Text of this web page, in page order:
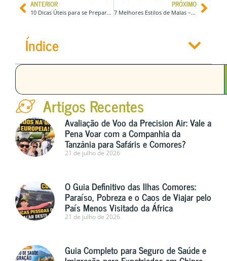
ANTERIOR
10 Dicas Úteis para se Preparar Melhor para sua Primeira Viagem à Europa
PRÓXIMO
7 Melhores Estilos de Malas – Guia de Escolha do Viajante Minimalista
Índice
Artigos Recentes
Avaliação de Voo da Precision Air: Vale a
Pena Voar com a Companhia da
Tanzânia para Safáris e Comores?
21 de julho de 2026
O Guia Definitivo das Ilhas Comores:
Paraíso, Pobreza e o Caos de Viajar pelo
País Menos Visitado da África
21 de julho de 2026
Guia Completo para Seguro de Saúde e